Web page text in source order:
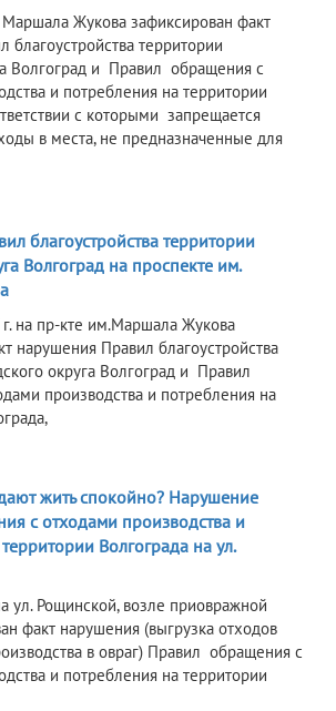
Жукова зафиксирован факт
благоустройства территории
Волгоград и Правил обращения с
и потребления на территории
с которыми запрещается
в места, не предназначенные для
благоустройства территории
Волгоград на проспекте им.
г. на пр-кте им.Маршала Жукова
нарушения Правил благоустройства
округа Волгоград и Правил
производства и потребления на
жить спокойно? Нарушение
с отходами производства и
Волгограда на ул.
ул. Рощинской, возле приовражной
факт нарушения (выгрузка отходов
в овраг) Правил обращения с
и потребления на территории